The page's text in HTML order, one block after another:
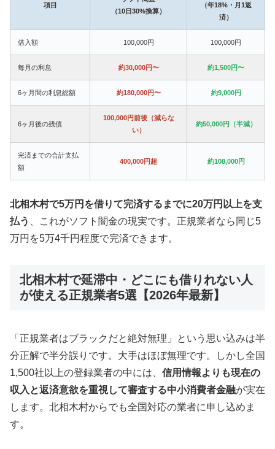
項目
（10日30%換算）
（年18%・月1返
済）
借入額 100,000円 100,000円
毎月の利息 約30,000円〜 約1,500円〜
6ヶ月間の利息総額 約180,000円〜 約9,000円
6ヶ月後の残債
100,000円前後（減らな
い）
約50,000円（半減）
完済までの合計支払
額
400,000円超 約108,000円
北相木村で5万円を借りて完済するまでに20万円以上を支
払う
、これがソフト闇金の現実です。正規業者なら同じ5
万円を5万4千円程度で完済できます。
北相木村で延滞中・どこにも借りれない人
が使える正規業者5選【2026年最新】
「正規業者はブラックだと絶対無理」という思い込みは半
分正解で半分誤りです。大手はほぼ無理です。しかし全国
1,500社以上の登録業者の中には、 信用情報よりも現在の
収入と返済意欲を重視して審査する中小消費者金融が実在
します。北相木村からでも全国対応の業者に申し込めま
す。